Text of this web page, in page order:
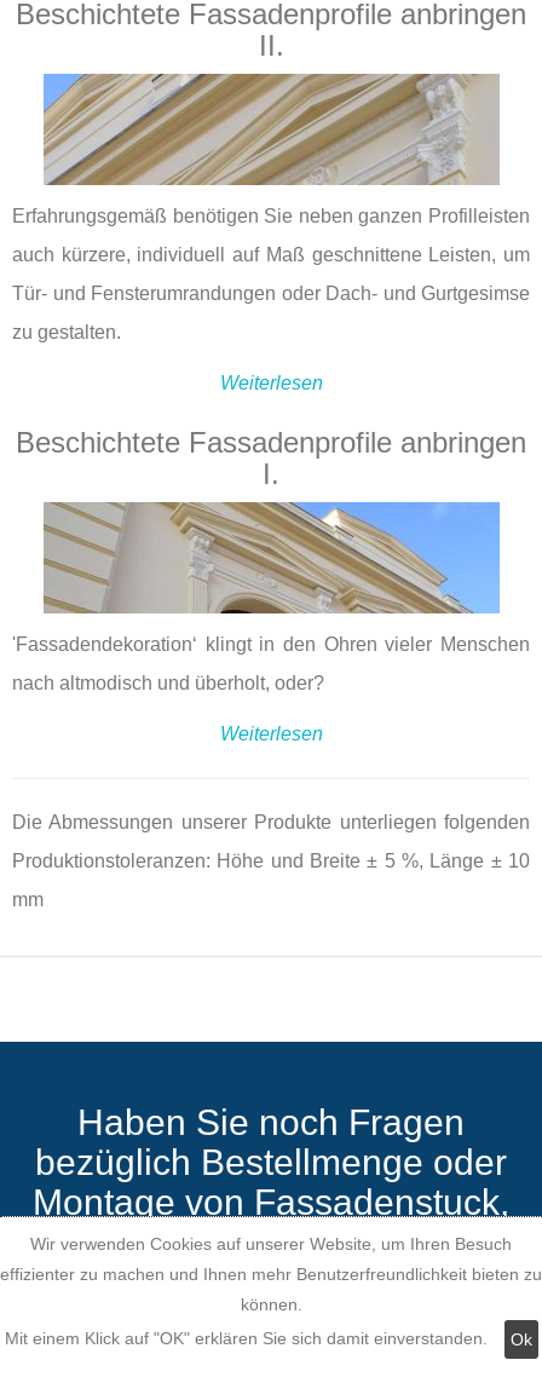
Beschichtete Fassadenprofile anbringen
II.
Erfahrungsgemäß benötigen Sie neben ganzen Profilleisten
auch kürzere, individuell auf Maß geschnittene Leisten, um
Tür- und Fensterumrandungen oder Dach- und Gurtgesimse
zu gestalten.
Weiterlesen
Beschichtete Fassadenprofile anbringen
I.
'Fassadendekoration‘ klingt in den Ohren vieler Menschen
nach altmodisch und überholt, oder?
Weiterlesen
Die Abmessungen unserer Produkte unterliegen folgenden
Produktionstoleranzen: Höhe und Breite ± 5 %, Länge ± 10
mm
Haben Sie noch Fragen
bezüglich Bestellmenge oder
Montage von Fassadenstuck,
Zierleisten oder Stuckleisten
für LED Beleuchtung?
Wir verwenden Cookies auf unserer Website, um Ihren Besuch
effizienter zu machen und Ihnen mehr Benutzerfreundlichkeit bieten zu
können.
Mit einem Klick auf "OK" erklären Sie sich damit einverstanden.
Ok